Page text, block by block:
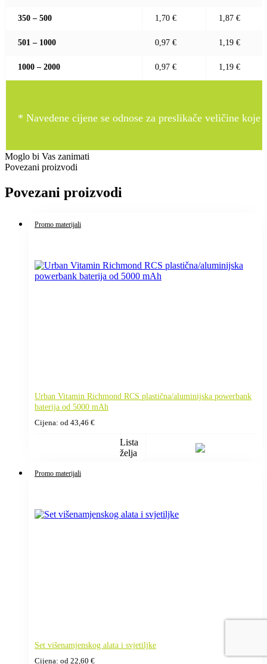
350 – 500 1,70 € 1,87 €
501 – 1000 0,97 € 1,19 €
1000 – 2000 0,97 € 1,19 €
* Navedene cijene se odnose za preslikače veličine
Moglo bi Vas zanimati
Povezani proizvodi
Povezani proizvodi
Promo materijali
Urban Vitamin Richmond RCS plastična/aluminijska powerbank
baterija od 5000 mAh
Cijena: od 43,46 €
Lista
želja
Promo materijali
Set višenamjenskog alata i svjetiljke
Cijena: od 22,60 €